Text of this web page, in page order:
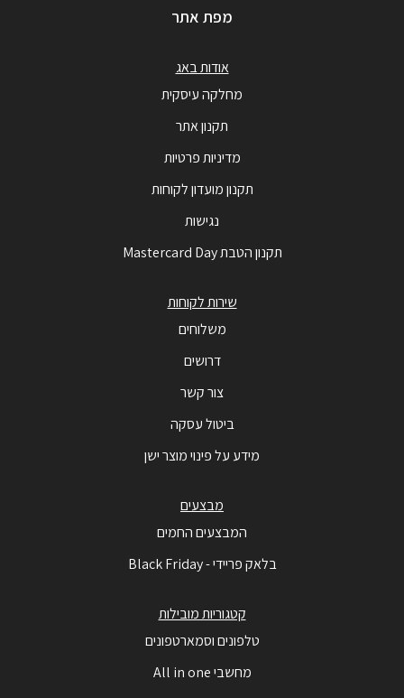
מפת אתר
אודות באג
מחלקה עיסקית
תקנון אתר
מדיניות פרטיות
תקנון מועדון לקוחות
נגישות
תקנון הטבת Mastercard Day
שירות לקוחות
משלוחים
דרושים
צור קשר
ביטול עסקה
מידע על פינוי מוצר ישן
מבצעים
המבצעים החמים
בלאק פריידי - Black Friday
קטגוריות מובילות
טלפונים וסמארטפונים
מחשבי All in one